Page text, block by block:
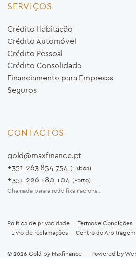
SERVIÇOS
Crédito Habitação
Crédito Automóvel
Crédito Pessoal
Crédito Consolidado
Financiamento para Empresas
Seguros
CONTACTOS
gold@maxfinance.pt
+351 263 854 754 (Lisboa)
+351 226 180 104 (Porto)
Chamada para a rede fixa nacional.
Política de privacidade Termos e Condições
Livro de reclamações
Centro de
© 2026 Gold by Maxfinance Powered by